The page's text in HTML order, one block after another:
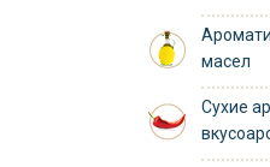
масел
Сухие